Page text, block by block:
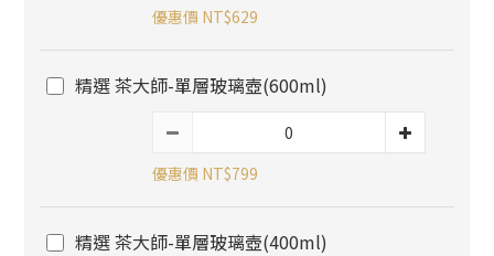
優惠價 NT$629
精選 茶大師-單層玻璃壺(600ml)
優惠價 NT$799
精選 茶大師-單層玻璃壺(400ml)